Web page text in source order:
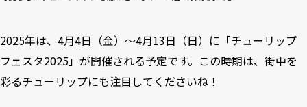
2025年は、4月4日（金）～4月13日（日）に「チューリップ
フェスタ2025」が開催される予定です。この時期は、街中を
彩るチューリップにも注目してくださいね！